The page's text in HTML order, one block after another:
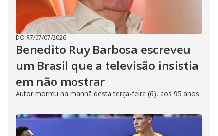
DO R7/07/07/2026
Benedito Ruy Barbosa escreveu
um Brasil que a televisão insistia
em não mostrar
Autor morreu na manhã desta terça-feira (6), aos 95 anos